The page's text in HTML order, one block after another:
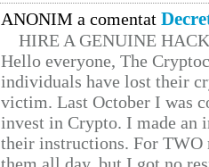
ANONIM a comentat
HIRE A GENUINE
Hello everyone, The
individuals have lost their
victim. Last October I was
invest in Crypto. I made
their instructions. For TWO